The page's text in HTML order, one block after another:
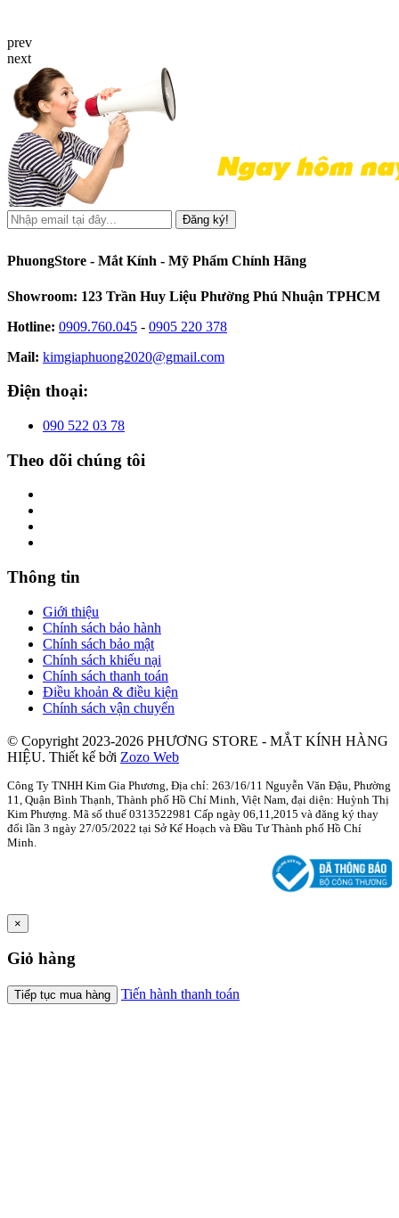
prev
next
Đăng ký!
PhuongStore - Mắt Kính - Mỹ Phẩm Chính Hãng
Showroom: 123 Trần Huy Liệu Phường Phú Nhuận TPHCM
Hotline: 0909.760.045 - 0905 220 378
Mail: kimgiaphuong2020@gmail.com
Điện thoại:
090 522 03 78
Theo dõi chúng tôi
Thông tin
Giới thiệu
Chính sách bảo hành
Chính sách bảo mật
Chính sách khiếu nại
Chính sách thanh toán
Điều khoản & điều kiện
Chính sách vận chuyển
© Copyright 2023-2026 PHƯƠNG STORE - MẮT KÍNH HÀNG
HIỆU. Thiết kế bởi Zozo Web
Công Ty TNHH Kim Gia Phương, Địa chỉ: 263/16/11 Nguyễn Văn Đậu, Phường
11, Quận Bình Thạnh, Thành phố Hồ Chí Minh, Việt Nam, đại diện: Huỳnh Thị
Kim Phượng. Mã số thuế 0313522981 Cấp ngày 06,11,2015 và đăng ký thay
đổi lần 3 ngày 27/05/2022 tại Sở Kế Hoạch và Đầu Tư Thành phố Hồ Chí
Minh.
×
Giỏ hàng
Tiếp tục mua hàng Tiến hành thanh toán